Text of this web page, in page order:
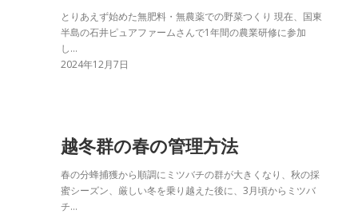
とりあえず始めた無肥料・無農薬での野菜つくり 現在、国東
半島の石井ピュアファームさんで1年間の農業研修に参加
し…
2024年12月7日
越冬群の春の管理方法
春の分蜂捕獲から順調にミツバチの群が大きくなり、秋の採
蜜シーズン、厳しい冬を乗り越えた後に、3月頃からミツバ
チ…